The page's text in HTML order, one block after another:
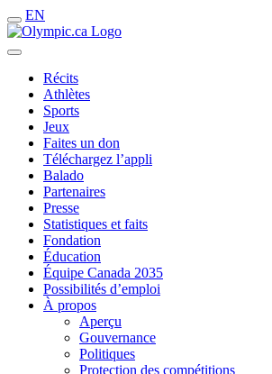
EN
Récits
Athlètes
Sports
Jeux
Faites un don
Téléchargez l’appli
Balado
Partenaires
Presse
Statistiques et faits
Fondation
Éducation
Équipe Canada 2035
Possibilités d’emploi
À propos
Aperçu
Gouvernance
Politiques
Protection des compétitions